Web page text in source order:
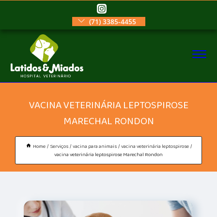
(71) 3385-4455
VACINA VETERINÁRIA LEPTOSPIROSE
MARECHAL RONDON
Home Serviços vacina para animais vacina veterinária leptospirose
vacina veterinária leptospirose Marechal Rondon